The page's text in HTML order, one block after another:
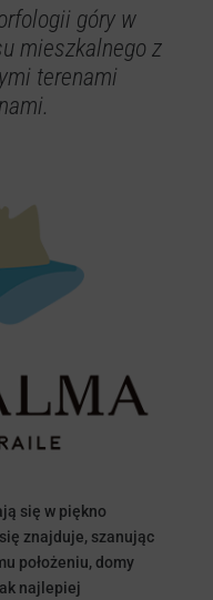
góry w
mieszkalnego z
terenami
się w piękno
znajduje, szanując
położeniu, domy
najlepiej